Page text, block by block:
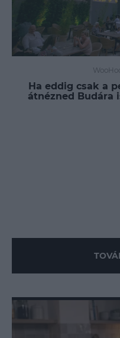
Ha eddig csak a
átnézned Budára